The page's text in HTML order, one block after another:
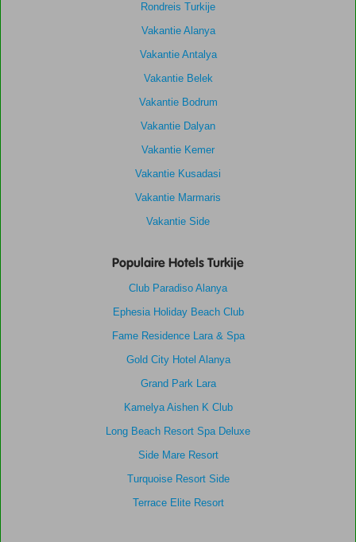
Rondreis Turkije
Vakantie Alanya
Vakantie Antalya
Vakantie Belek
Vakantie Bodrum
Vakantie Dalyan
Vakantie Kemer
Vakantie Kusadasi
Vakantie Marmaris
Vakantie Side
Populaire Hotels Turkije
Club Paradiso Alanya
Ephesia Holiday Beach Club
Fame Residence Lara & Spa
Gold City Hotel Alanya
Grand Park Lara
Kamelya Aishen K Club
Long Beach Resort Spa Deluxe
Side Mare Resort
Turquoise Resort Side
Terrace Elite Resort